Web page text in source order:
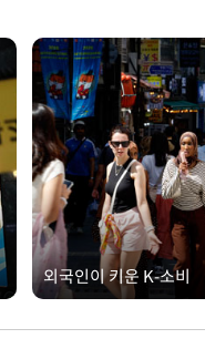
외국인이 키운 K-소비